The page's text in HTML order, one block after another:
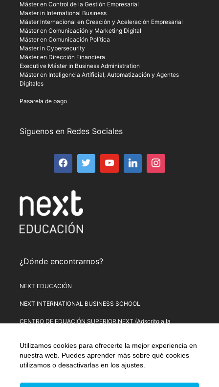
Máster en Control de la Gestión Empresarial
Master in International Business
Máster Internacional en Creación y Aceleración Empresarial
Máster en Comunicación y Marketing Digital
Máster en Comunicación Política
Master in Cybersecurity
Máster en Dirección Financiera
Executive Máster in Business Administration
Máster en Inteligencia Artificial, Automatización y Agentes
Digitales
Pasarela de pago
Síguenos en Redes Sociales
¿Dónde encontrarnos?
NEXT EDUCACIÓN
NEXT INTERNATIONAL BUSINESS SCHOOL
CENTRO DE EDUACIÓN SUPERIOR NEXT (Adscrito a la
PLATAFORMA DE FORMACIÓN NEXT
Aviso Legal – Política de Privacidad–Términos y condiciones de
Formulario de Desistimiento
Utilizamos cookies para ofrecerte la mejor experiencia en
nuestra web. Puedes aprender más sobre qué cookies
utilizamos o desactivarlas en los ajustes